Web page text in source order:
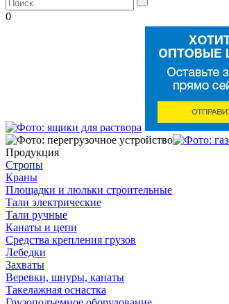
0
Продукция
Стропы
Краны
Площадки и люльки строительные
Тали электрические
Тали ручные
Канаты и цепи
Средства крепления грузов
Лебедки
Захваты
Веревки, шнуры, канаты
Такелажная оснастка